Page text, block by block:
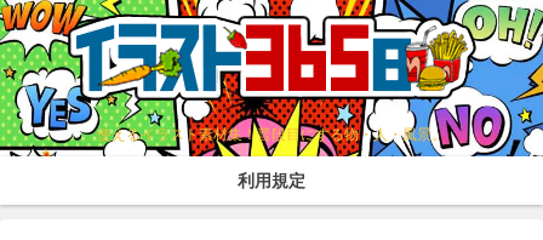
使えるイラスト素材集！普段目にする物・人・風景。
利用規定